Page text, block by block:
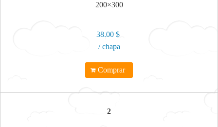
200×300
38.00 $
/ chapa
Comprar
2